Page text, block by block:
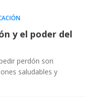
y el poder del
perdón son
saludables y